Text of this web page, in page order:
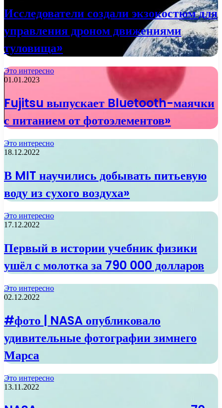
Исследователи создали экзокостюм для
управления дроном движениями
туловища»
Это интересно
01.01.2023
Fujitsu выпускает Bluetooth-маячки
с питанием от фотоэлементов»
Это интересно
18.12.2022
В MIT научились добывать питьевую
воду из сухого воздуха»
Это интересно
17.12.2022
Первый в истории учебник физики
ушёл с молотка за 790 000 долларов
Это интересно
02.12.2022
#фото | NASA опубликовало
удивительные фотографии зимнего
Марса
Это интересно
13.11.2022